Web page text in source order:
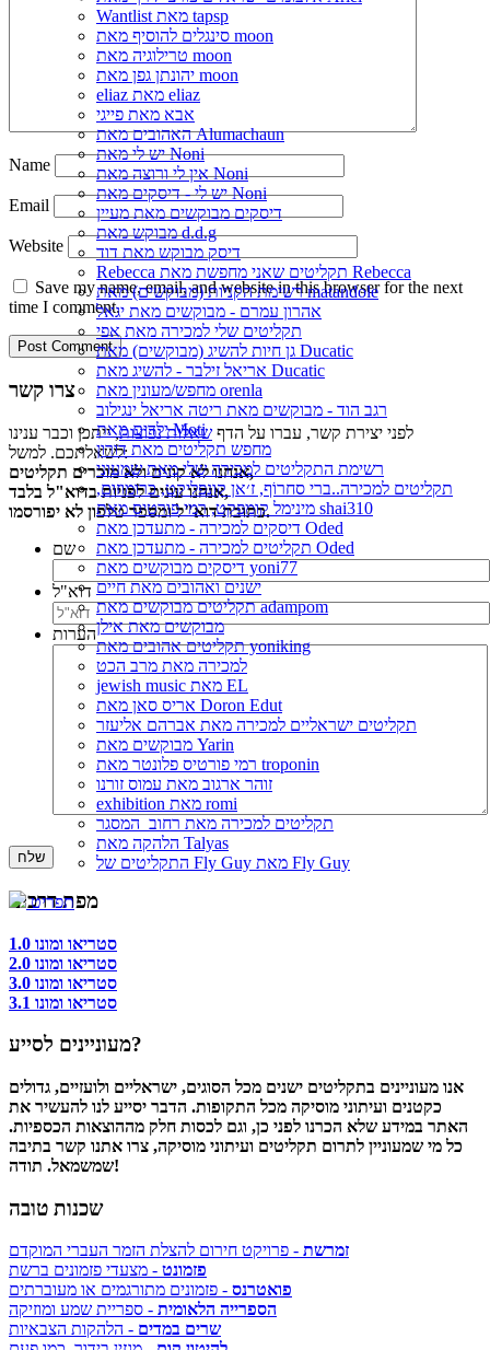
Wantlist מאת tapsp
סינגלים להוסיף מאת moon
טרילוגיה מאת moon
יהונתן גפן מאת moon
eliaz מאת eliaz
אבא מאת פייגי
האהובים מאת Alumachaun
יש לי מאת Noni
אין לי ורוצה מאת Noni
יש לי - דיסקים מאת Noni
דיסקים מבוקשים מאת מעיין
מבוקש מאת d.d.g
דיסק מבוקש מאת דוד
Rebecca תקליטים שאני מחפשת מאת Rebecca
רשימת הקניות (מבוקשים) מאת matandole
אהרון עמרם - מבוקשים מאת יגאל
תקליטים שלי למכירה מאת אפי
גן חיות להשיג (מבוקשים) מאת Ducatic
אריאל זילבר - להשיג מאת Ducatic
מחפש/מעונין מאת orenla
רגב הוד - מבוקשים מאת ריטה אריאל ינגילוב
ילדים מאת Moti
מחפש תקליטים מאת דורון
רשימת התקליטים למכירה שלי מאת שמעוני
תקליטים למכירה..ברי סחרוֹף, ז׳אן קונפליקט, כרומוזום,
מינימל קומפקט, רמי פורטיס מאת shai310
דיסקים למכירה - מתעדכן מאת Oded
תקליטים למכירה - מתעדכן מאת Oded
דיסקים מבוקשים מאת yoni77
ישנים ואהובים מאת חיים
תקליטים מבוקשים מאת adampom
מבוקשים מאת אילן
תקליטים אהובים מאת yoniking
למכירה מאת מרב הכט
jewish music מאת EL
אריס סאן מאת Doron Edut
תקליטים ישראליים למכירה מאת אברהם אליעזר
מבוקשים מאת Yarin
רמי פורטיס פלונטר מאת troponin
זוהר ארגוב מאת עמוס זורנו
exhibition מאת romi
תקליטים למכירה מאת רחוב_המסגר
הלהקה מאת Talyas
התקליטים של Fly Guy מאת Fly Guy
תפריט
Name
Email
Website
Save my name, email, and website in this browser for the next
time I comment.
צרו קשר
לפני יצירת קשר, עברו על הדף שאלות נפוצות, ייתכן וכבר ענינו
לשאלתכם. למשל:
אנחנו לא קונים ולא מוכרים תקליטים,
אנחנו עונים לפניות בדוא"ל בלבד,
כתובת דוא"ל ומספר טלפון לא יפורסמו.
שם
דוא"ל
הערות
מפת דרכים
סטריאו ומונו 1.0
סטריאו ומונו 2.0
סטריאו ומונו 3.0
סטריאו ומונו 3.1
מעוניינים לסייע?
אנו מעוניינים בתקליטים ישנים מכל הסוגים, ישראליים ולועזיים, גדולים
כקטנים ועיתוני מוסיקה מכל התקופות. הדבר יסייע לנו להעשיר את
האתר במידע שלא הכרנו לפני כן, וגם לכסות חלק מההוצאות הכספיות.
כל מי שמעוניין לתרום תקליטים ועיתוני מוסיקה, צרו אתנו קשר בתיבה
שמשמאל. תודה!
שכנות טובה
זמרשת - פרויקט חירום להצלת הזמר העברי המוקדם
פזמונט - מצעדי פזמונים ברשת
פואטרנס - פזמונים מתורגמים או מעוברתים
הספרייה הלאומית - ספריית שמע ומוזיקה
שרים במדים - הלהקות הצבאיות